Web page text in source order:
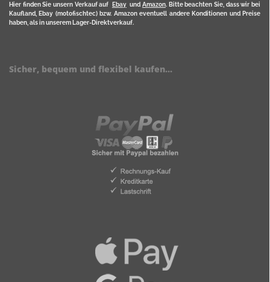
Hier finden Sie unsern Verkauf auf Ebayund Amazon. Bitte beachten Sie, dass wir bei
Kaufland, Ebay (motofischtec) bzw. Amazon eventuell andere Konditionen und Preise
haben, als in unserem Lager-Direktverkauf.
Sicher, bequem und flexibel kaufen...